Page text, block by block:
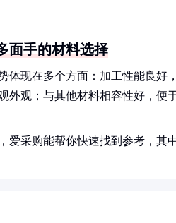
面手的材料选择
体现在多个方面：加工性能良好
外观；与其他材料相容性好，便
爱采购能帮你快速找到参考，其